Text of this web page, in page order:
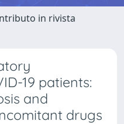
in rivista
19 patients:
and
drugs